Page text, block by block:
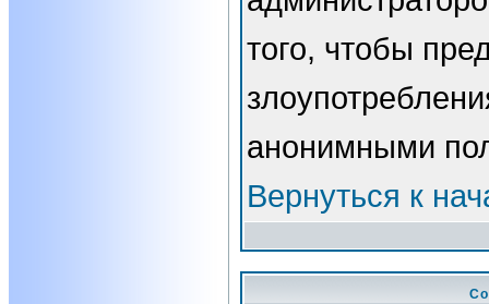
того, чтобы
анонимными
Вернуться к